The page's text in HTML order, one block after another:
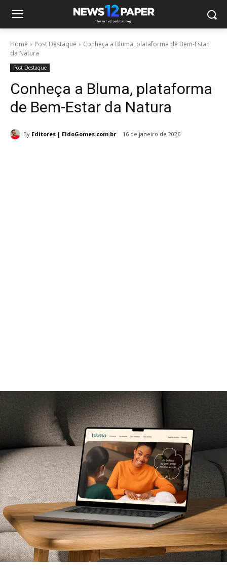
Home Post Destaque
Conheça a Bluma, plataforma de Bem-Estar
da Natura
Post Destaque
Conheça a Bluma, plataforma
de Bem-Estar da Natura
By Editores | EldoGomes.com.br 16 de janeiro de 2026